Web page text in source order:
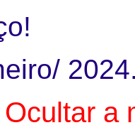
Ocultar a